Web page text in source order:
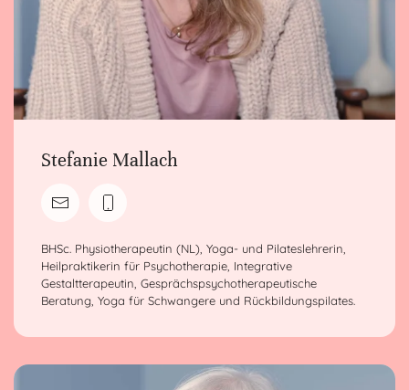
Stefanie Mallach
BHSc. Physiotherapeutin (NL), Yoga- und Pilateslehrerin,
Heilpraktikerin für Psychotherapie, Integrative
Gestaltterapeutin, Gesprächspsychotherapeutische
Beratung, Yoga für Schwangere und Rückbildungspilates.